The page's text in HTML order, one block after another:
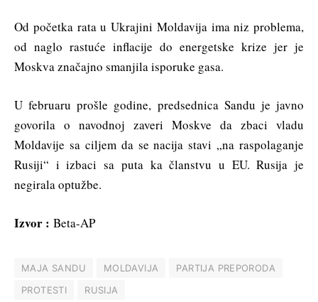
Od početka rata u Ukrajini Moldavija ima niz problema,
od naglo rastuće inflacije do energetske krize jer je
Moskva značajno smanjila isporuke gasa.
U februaru prošle godine, predsednica Sandu je javno
govorila o navodnoj zaveri Moskve da zbaci vladu
Moldavije sa ciljem da se nacija stavi „na raspolaganje
Rusiji“ i izbaci sa puta ka članstvu u EU. Rusija je
negirala optužbe.
Izvor : Beta-AP
MAJA SANDU MOLDAVIJA
PARTIJA PREPORODA
PROTESTI
RUSIJA